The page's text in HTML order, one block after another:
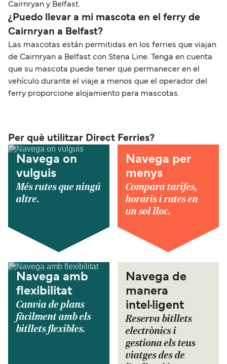
Cairnryan y Belfast.
¿Puedo llevar a mi mascota en el ferry de
Cairnryan a Belfast?
Las mascotas están permitidas en los ferries que viajan
de Cairnryan a Belfast con Stena Line. Tenga en cuenta
que su mascota puede tener que permanecer en el
vehículo durante el viaje a menos que el operador del
ferry proporcione alojamiento para mascotas.
Per què utilitzar Direct Ferries?
Navega on
vulguis
Més rutes que ningú
altre.
Navega per
menys
Compara tarifes,
horaris i rutes en
un sol lloc.
Navega amb
flexibilitat
Canvia de plans
fàcilment amb els
bitllets flexibles.
Navega de
manera
intel·ligent
Reserva bitllets
electrònics i
gestiona els teus
viatges des de